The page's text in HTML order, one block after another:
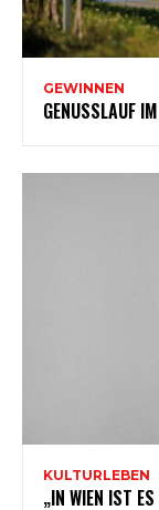
GEWINNEN
GENUSSLAUF
KULTURLEBEN
„IN WIEN IST